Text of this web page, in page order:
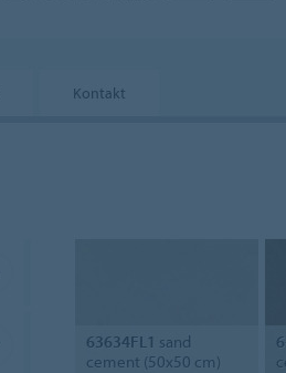
Kontakt
63634FL1 sand
cement (50x50 cm)